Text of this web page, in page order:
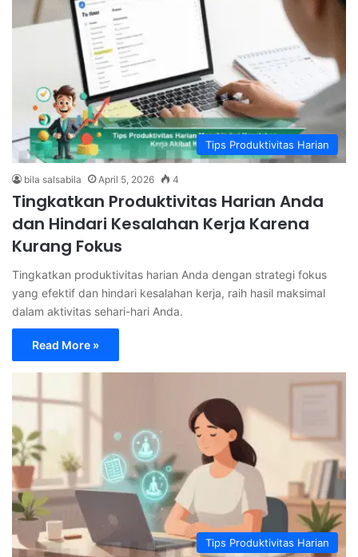
Tips Produktivitas Harian
bila salsabila April 5, 2026 4
Tingkatkan Produktivitas Harian Anda
dan Hindari Kesalahan Kerja Karena
Kurang Fokus
Tingkatkan produktivitas harian Anda dengan strategi fokus
yang efektif dan hindari kesalahan kerja, raih hasil maksimal
dalam aktivitas sehari-hari Anda.
Read More »
Tips Produktivitas Harian